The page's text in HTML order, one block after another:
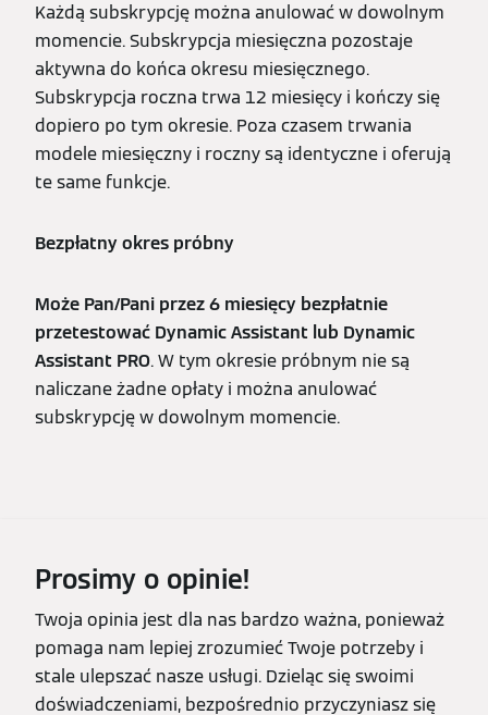
Każdą subskrypcję można anulować w dowolnym
momencie. Subskrypcja miesięczna pozostaje
aktywna do końca okresu miesięcznego.
Subskrypcja roczna trwa 12 miesięcy i kończy się
dopiero po tym okresie. Poza czasem trwania
modele miesięczny i roczny są identyczne i oferują
te same funkcje.
Bezpłatny okres próbny
Może Pan/Pani przez 6 miesięcy bezpłatnie
przetestować Dynamic Assistant lub Dynamic
Assistant PRO. W tym okresie próbnym nie są
naliczane żadne opłaty i można anulować
subskrypcję w dowolnym momencie.
Prosimy o opinie!
Twoja opinia jest dla nas bardzo ważna, ponieważ
pomaga nam lepiej zrozumieć Twoje potrzeby i
stale ulepszać nasze usługi. Dzieląc się swoimi
doświadczeniami, bezpośrednio przyczyniasz się